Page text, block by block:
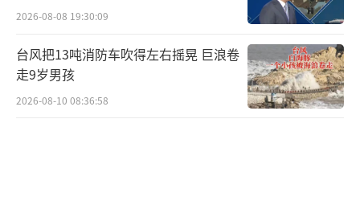
2026-08-08 19:30:09
台风把13吨消防车吹得左右摇晃 巨浪卷
走9岁男孩
2026-08-10 08:36:58